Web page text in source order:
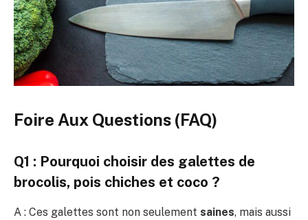
Foire Aux Questions (FAQ)
Q1 : Pourquoi choisir des galettes de
brocolis, pois chiches et coco ?
A : Ces galettes sont non seulement saines, mais aussi